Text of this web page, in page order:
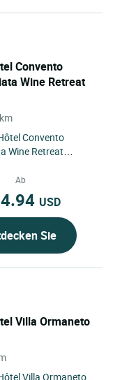
Convento
Wine Retreat
Convento
Wine Retreat
Ab
USD
Sie
Villa Ormaneto
Villa Ormaneto